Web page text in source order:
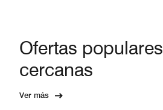
Ofertas populares
cercanas
Ver más